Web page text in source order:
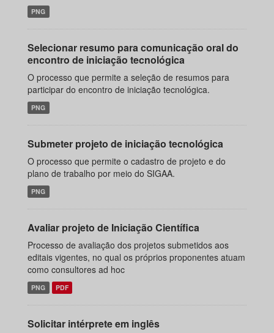
PNG
Selecionar resumo para comunicação oral do
encontro de iniciação tecnológica
O processo que permite a seleção de resumos para
participar do encontro de iniciação tecnológica.
PNG
Submeter projeto de iniciação tecnológica
O processo que permite o cadastro de projeto e do
plano de trabalho por meio do SIGAA.
PNG
Avaliar projeto de Iniciação Científica
Processo de avaliação dos projetos submetidos aos
editais vigentes, no qual os próprios proponentes atuam
como consultores ad hoc
PNG PDF
Solicitar intérprete em inglês